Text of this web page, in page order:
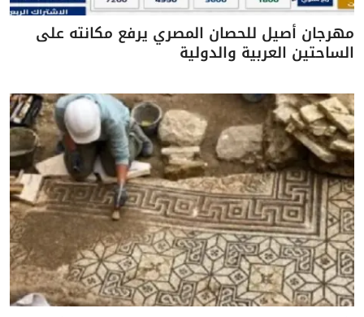
مهرجان أصيل للحصان المصري يرفع مكانته على
الساحتين العربية والدولية